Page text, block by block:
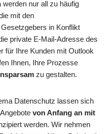
werden nur all zu häufig
mit den
in Konflikt
private E-Mail-Adresse des
für Ihre Kunden mit Outlook
Ihnen, Ihre Prozesse
zu gestalten.
Datenschutz lassen sich
von Anfang an mit
werden. Wir nehmen